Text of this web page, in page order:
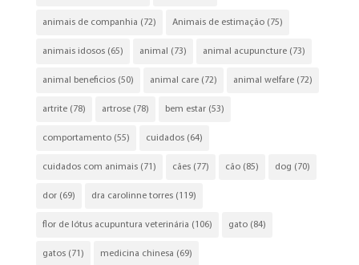
animais de companhia (72) Animais de estimação(75)
animais idosos(65) animal (73) animal acupuncture(73)
animal beneficios(50) animal care(72) animal welfare(72)
artrite(78) artrose(78) bem estar(53)
comportamento(55) cuidados(64)
cuidados com animais(71) cães(77) cão(85) dog (70)
dor(69) dra carolinne torres(119)
flor de lótus acupuntura veterinária (106) gato(84)
gatos(71) medicina chinesa (69)